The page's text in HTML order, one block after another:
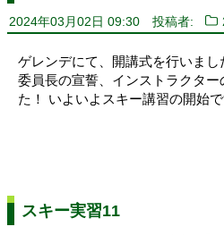
2024年03月02日 09:30 投稿者:
ゲレンデにて、開講式を行いまし
委員長の宣誓、インストラクタ
た！ いよいよスキー講習の開始で
スキー実習11